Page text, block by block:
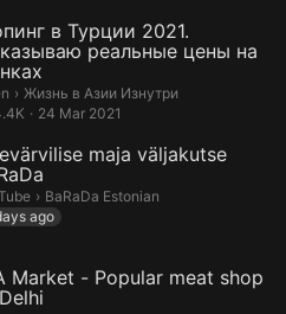
в Турции 2021.
реальные цены на
› Жизнь в Азии Изнутри.
Жизнь в Азии Изнутри
views
24 Mar 2021
maja väljakutse
› BaRaDa Estonian.
BaRaDa Estonian
ago
Market - Popular meat shop